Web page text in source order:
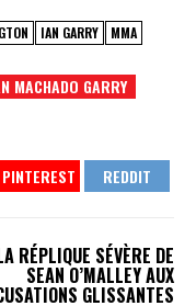
IAN GARRY
MMA
MACHADO GARRY
RÉPLIQUE SÉVÈRE DE
SEAN O’MALLEY AUX
GLISSANTES